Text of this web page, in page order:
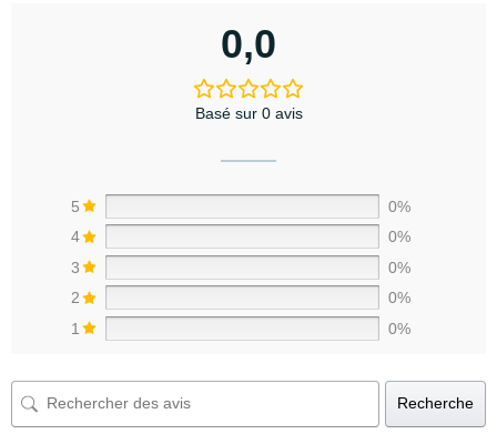
0,0
Basé sur 0 avis
5
0%
4
0%
3
0%
2
0%
1
0%
Recherche